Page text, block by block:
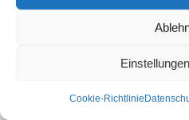
Cookie-Richtlinie